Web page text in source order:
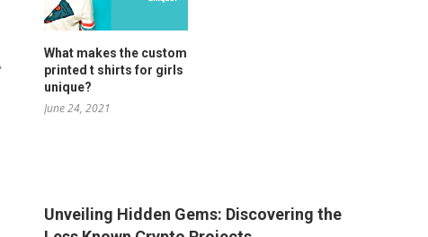
What makes the custom
printed t shirts for girls
unique?
June 24, 2021
Unveiling Hidden Gems: Discovering the